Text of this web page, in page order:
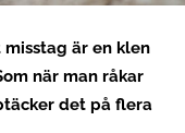
är en klen
när man råkar
det på flera